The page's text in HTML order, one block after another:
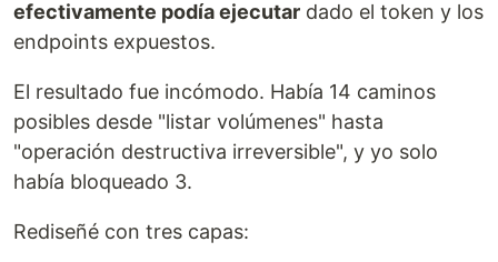
efectivamente podía ejecutar dado el token y los
endpoints expuestos.
El resultado fue incómodo. Había 14 caminos
posibles desde "listar volúmenes" hasta
"operación destructiva irreversible", y yo solo
había bloqueado 3.
Rediseñé con tres capas: